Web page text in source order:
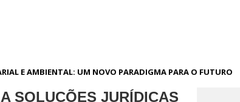
E AMBIENTAL: UM NOVO PARADIGMA PARA O FUTURO
SOLUÇÕES JURÍDICAS